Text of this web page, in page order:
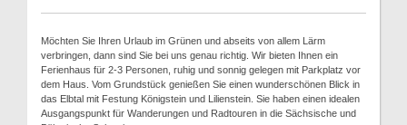
Möchten Sie Ihren Urlaub im Grünen und abseits von allem Lärm
verbringen, dann sind Sie bei uns genau richtig. Wir bieten Ihnen ein
Ferienhaus für 2-3 Personen, ruhig und sonnig gelegen mit Parkplatz vor
dem Haus. Vom Grundstück genießen Sie einen wunderschönen Blick in
das Elbtal mit Festung Königstein und Lilienstein. Sie haben einen idealen
Ausgangspunkt für Wanderungen und Radtouren in die Sächsische und